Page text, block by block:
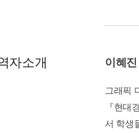
자소개 이혜진
그래픽
『현대
서 학생